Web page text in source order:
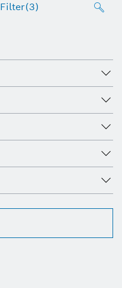
Filter(3)